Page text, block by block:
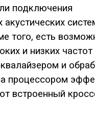
подключения
того, есть
и низких частот
и
процессором
встроенный